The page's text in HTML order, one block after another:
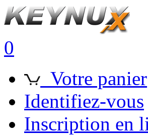
0
Votre panier
Identifiez-vous
Inscription en